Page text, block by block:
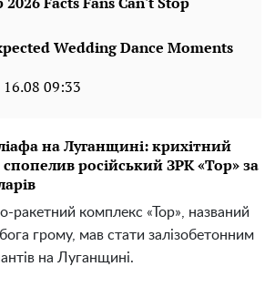
16.08 09:33
на Луганщині: крихітний
російський ЗРК «Тор» за
ракетний комплекс «Тор», названий
грому, мав стати залізобетонним
на Луганщині.